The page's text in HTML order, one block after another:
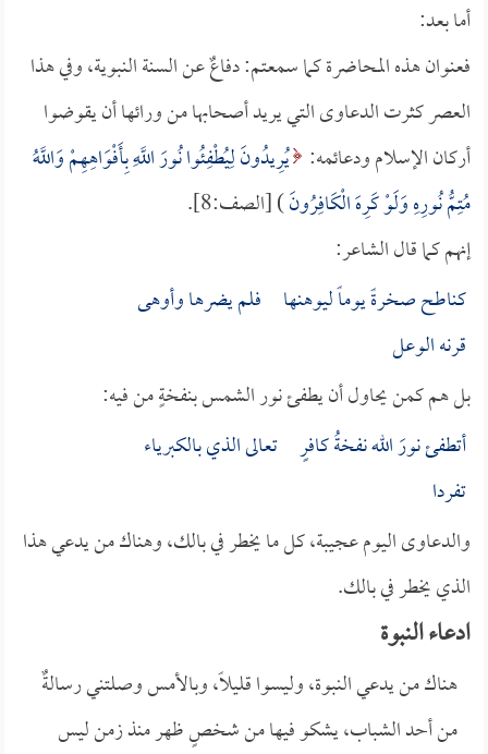
أما بعد:
فعنوان هذه المحاضرة كما سمعتم: دفاعٌ عن السنة النبوية، وفي هذا
العصر كثرت الدعاوى التي يريد أصحابها من ورائها أن يقوضوا
أركان الإسلام ودعائمه: يُرِيدُونَ لِيُطْفِئُوا نُورَ اللَّهِ بِأَفْوَاهِهِمْ وَاللَّهُ
مُتِمُّ نُورِهِ وَلَوْ كَرِهَ الْكَافِرُونَ) [الصف:8].
إنهم كما قال الشاعر:
كناطح صخرةً يوماً ليوهنها فلم يضرها وأوهى
قرنه الوعل
بل هم كمن يحاول أن يطفئ نور الشمس بنفخةٍ من فيه:
أتطفئ نورَ الله نفخةُ كافرٍ تعالى الذي بالكبرياء
تفردا
والدعاوى اليوم عجيبة، كل ما يخطر في بالك، وهناك من يدعي هذا
الذي يخطر في بالك.
ادعاء النبوة
هناك من يدعي النبوة، وليسوا قليلاً، وبالأمس وصلتني رسالةٌ
من أحد الشباب، يشكو فيها من شخصٍ ظهر منذ زمن ليس